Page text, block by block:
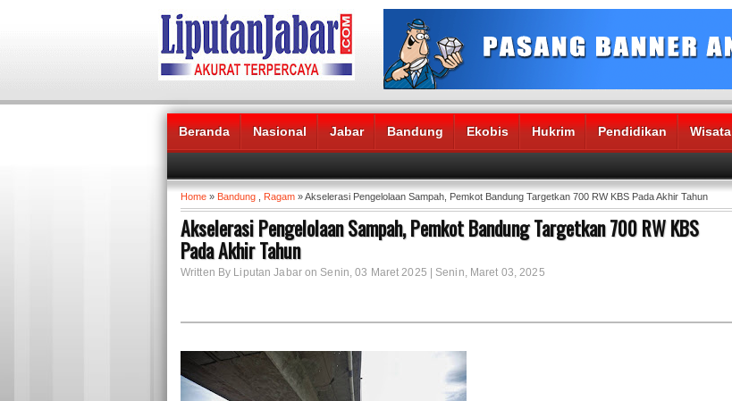
Beranda Nasional Jabar Bandung Ekobis Hukrim Pendidikan Wisata
Headlines News :
Home » Bandung Ragam » Akselerasi Pengelolaan Sampah, Pemkot Bandung Targetkan 700 RW KBS Pada Akhir Tahun
Akselerasi Pengelolaan Sampah, Pemkot Bandung Targetkan 700 RW KBS
Pada Akhir Tahun
Written By Liputan Jabar on Senin, 03 Maret 2025 | Senin, Maret 03, 2025